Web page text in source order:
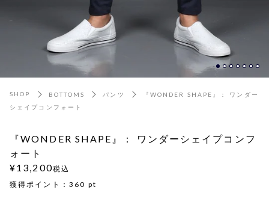
SHOP BOTTOMS パンツ
『WONDER SHAPE』： ワンダー
シェイプコンフォート
『WONDER SHAPE』： ワンダーシェイプコンフ
ォート
¥13,200税込
獲得ポイント： 360 pt